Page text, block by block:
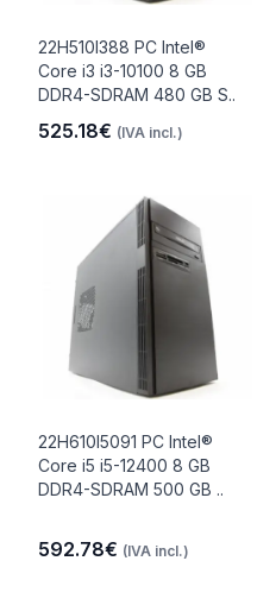
22H510I388 PC Intel®
Core i3 i3-10100 8 GB
DDR4-SDRAM 480 GB S..
525.18€ (IVA incl.)
22H610I5091 PC Intel®
Core i5 i5-12400 8 GB
DDR4-SDRAM 500 GB ..
592.78€ (IVA incl.)